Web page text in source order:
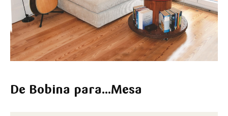
De Bobina para...Mesa